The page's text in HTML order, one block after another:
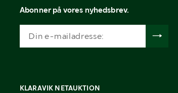
Abonner på vores nyhedsbrev.
KLARAVIK NETAUKTION